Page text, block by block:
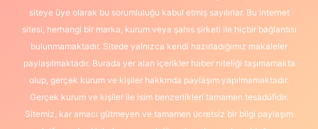
siteye üye olarak bu sorumluluğu kabul etmiş sayılırlar. Bu internet
sitesi, herhangi bir marka, kurum veya şahıs şirketi ile hiçbir bağlantısı
bulunmamaktadır. Sitede yalnızca kendi hazırladığımız makaleler
paylaşılmaktadır. Burada yer alan içerikler haber niteliği taşımamakta
olup, gerçek kurum ve kişiler hakkında paylaşım yapılmamaktadır.
Gerçek kurum ve kişiler ile isim benzerlikleri tamamen tesadüfidir.
Sitemiz, kar amacı gütmeyen ve tamamen ücretsiz bir bilgi paylaşım